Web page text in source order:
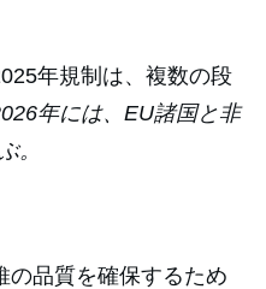
年規制は、複数の段
年には、EU諸国と非
。
の品質を確保するため